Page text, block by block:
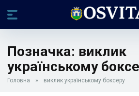
Позначка: виклик
українському
Головна » виклик українському боксеру